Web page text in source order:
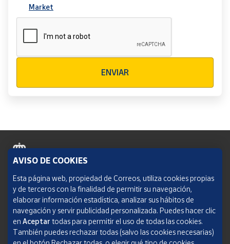
Market
ENVIAR
Política de cookies
Aviso legal
Condiciones del servicio
Política de Privacidad Web
AVISO DE COOKIES
Esta página web, propiedad de Correos, utiliza cookies propias
y de terceros con la finalidad de permitir su navegación,
elaborar información estadística, analizar sus hábitos de
navegación y servir publicidad personalizada. Puedes hacer clic
en Aceptar todas para permitir el uso de todas las cookies.
También puedes rechazar todas (salvo las cookies necesarias)